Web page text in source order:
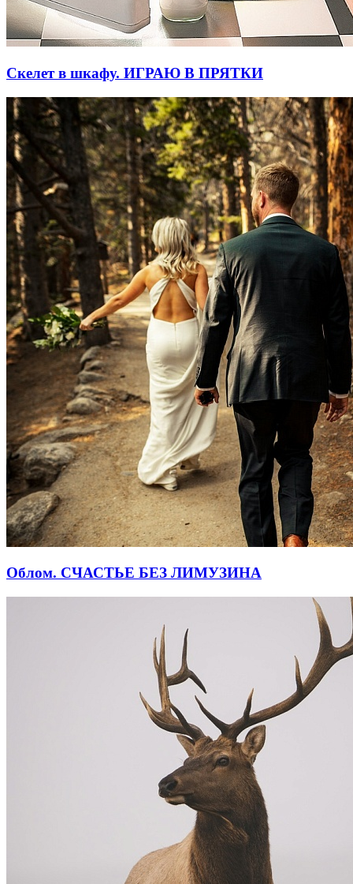
Скелет в шкафу. ИГРАЮ В ПРЯТКИ
Облом. СЧАСТЬЕ БЕЗ ЛИМУЗИНА